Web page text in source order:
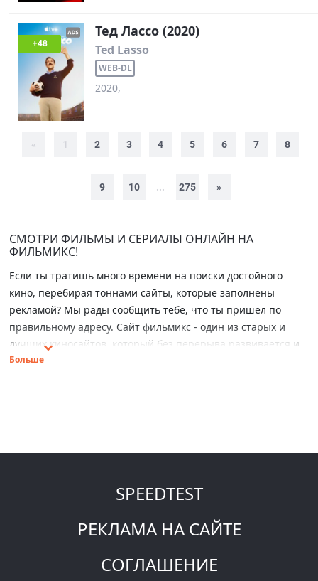
+48
Тед Лассо (2020)
Ted Lasso
WEB-DL
2020,
« 1 2 3 4 5 6 7 8
9 10 ... 275 »
СМОТРИ ФИЛЬМЫ И СЕРИАЛЫ ОНЛАЙН НА
ФИЛЬМИКС!
Если ты тратишь много времени на поиски достойного
кино, перебирая тоннами сайты, которые заполнены
рекламой? Мы рады сообщить тебе, что ты пришел по
правильному адресу. Сайт фильмикс - один из старых и
лучших киносайтов, который без перерыва развивается и
становится с каждым днем лучше и удобнее для тебя. Не
Огромная коллекция видео (свыше 60 000
фильмов и сериалов на одном сайте).
Возможностьсмотреть фильмыи сериалы
через систему биторрент;
Больше
SPEEDTEST
РЕКЛАМА НА САЙТЕ
СОГЛАШЕНИЕ